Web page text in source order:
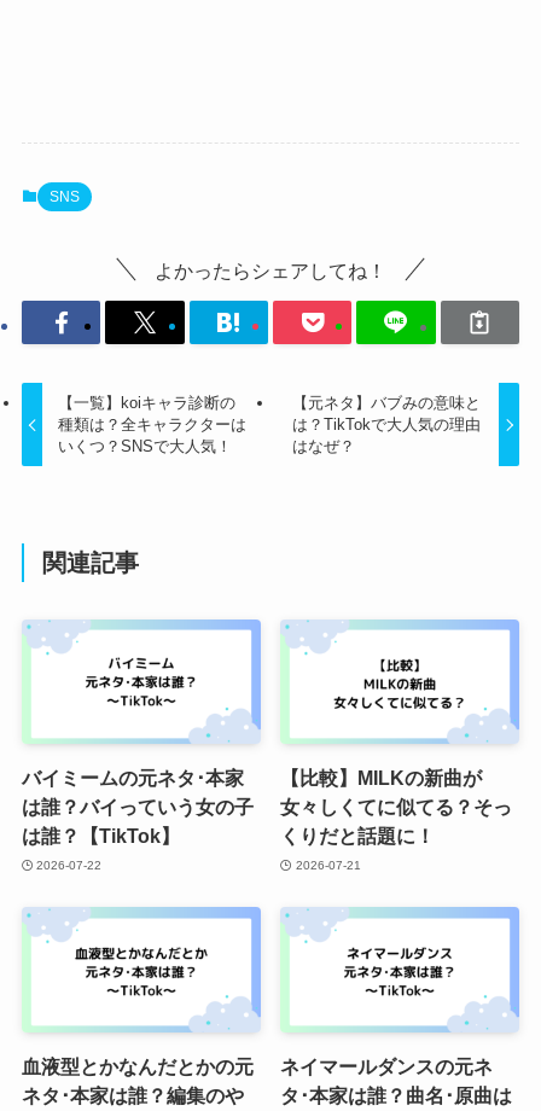
SNS
よかったらシェアしてね！
【一覧】koiキャラ診断の
種類は？全キャラクターは
いくつ？SNSで大人気！
【元ネタ】バブみの意味と
は？TikTokで大人気の理由
はなぜ？
関連記事
バイミームの元ネタ･本家
は誰？バイっていう女の子
は誰？【TikTok】
2026-07-22
【比較】MILKの新曲が
女々しくてに似てる？そっ
くりだと話題に！
2026-07-21
血液型とかなんだとかの元
ネタ･本家は誰？編集のや
ネイマールダンスの元ネ
タ･本家は誰？曲名･原曲は